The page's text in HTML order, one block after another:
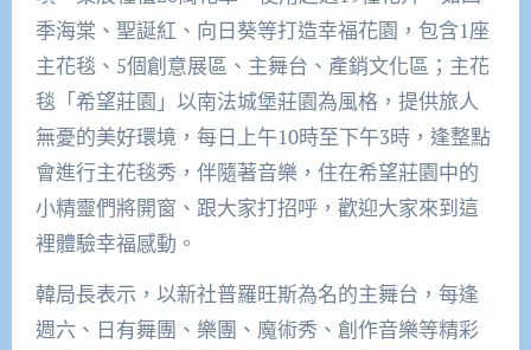
季海棠、聖誕紅、向日葵等打造幸福花園，包含1座
主花毯、5個創意展區、主舞台、產銷文化區；主花
毯「希望莊園」以南法城堡莊園為風格，提供旅人
無憂的美好環境，每日上午10時至下午3時，逢整點
會進行主花毯秀，伴隨著音樂，住在希望莊園中的
小精靈們將開窗、跟大家打招呼，歡迎大家來到這
裡體驗幸福感動。
韓局長表示，以新社普羅旺斯為名的主舞台，每逢
週六、日有舞團、樂團、魔術秀、創作音樂等精彩